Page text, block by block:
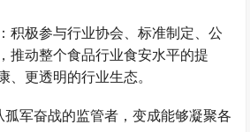
：积极参与行业协会、标准制定、公
推动整个食品行业食安水平的提
、更透明的行业生态。
孤军奋战的监管者，变成能够凝聚各